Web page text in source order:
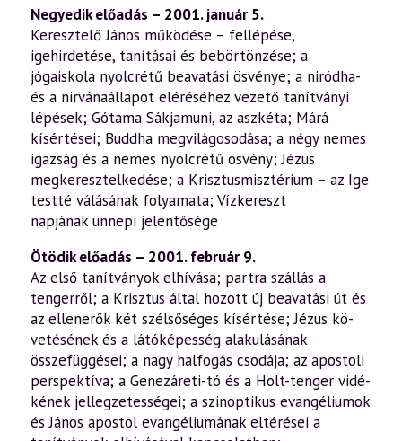
Negyedik előadás – 2001. január 5.
Keresztelő János működése – fellépése,
igehirdetése, tanításai és bebörtönzése; a
jógaiskola nyolcrétű beavatási ösvénye; a niródha-
és a nirvá­naállapot eléréséhez vezető tanítványi
lépések; Gótama Sákjamuni, az aszkéta; Márá
kísértései; Buddha megvilágosodása; a négy nemes
igazság és a nemes nyolcrétű ösvény; Jézus
megkeresztelkedése; a Krisztusmisztérium – az Ige
testté válásának folyamata; Vízkereszt
napjának ünnepi jelentősége
Ötödik előadás – 2001. február 9.
Az első tanítványok elhívása; partra szállás a
tengerről; a Krisztus által hozott új beavatási út és
az ellenerők két szélsőséges kísértése; Jézus kö­
vetésének és a látóképesség alakulásának
összefüggései; a nagy halfogás csodája; az apostoli
perspektíva; a Genezáreti-tó és a Holt-tenger vidé­
kének jellegzetességei; a szinoptikus evangéliumok
és János apostol evangéliumának eltérései a